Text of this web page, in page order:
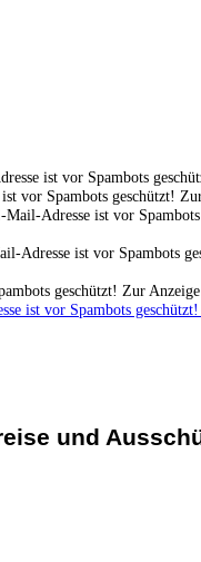
ist vor Spambots
vor Spambots geschützt!
Mail-Adresse ist vor
Adresse ist vor Spambots
geschützt! Zur Anzeige
ist vor Spambots
und